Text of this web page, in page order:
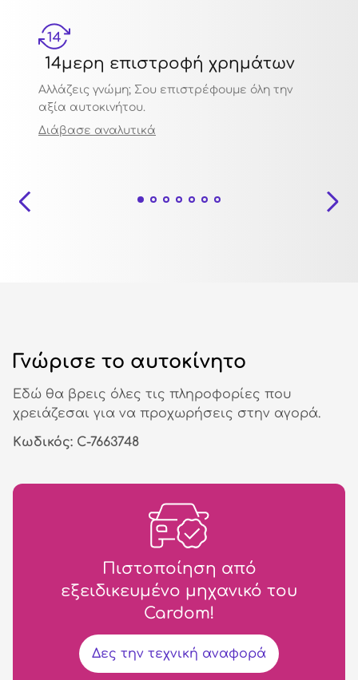
14μερη επιστροφή χρημάτων
Αλλάζεις γνώμη; Σου επιστρέφουμε όλη την
αξία αυτοκινήτου.
Διάβασε αναλυτικά
Γνώρισε το αυτοκίνητο
Εδώ θα βρεις όλες τις πληροφορίες που
χρειάζεσαι για να προχωρήσεις στην αγορά.
Κωδικός: C-7663748
Πιστοποίηση από
εξειδικευμένο μηχανικό του
Cardom!
Δες την τεχνική αναφορά